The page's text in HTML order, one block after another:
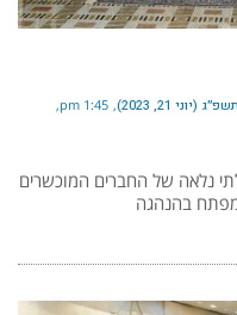
(יוני 21, 2023) 1:45 pm
נלאה של החברים המוכשרים
בהנהגה